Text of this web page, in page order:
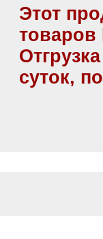
Этот
товаров
суток,